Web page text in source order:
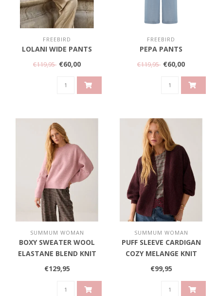
FREEBIRD
LOLANI WIDE PANTS
€119,95 €60,00
FREEBIRD
PEPA PANTS
€119,95 €60,00
SUMMUM WOMAN
BOXY SWEATER WOOL
ELASTANE BLEND KNIT
€129,95
SUMMUM WOMAN
PUFF SLEEVE CARDIGAN
COZY MELANGE KNIT
€99,95